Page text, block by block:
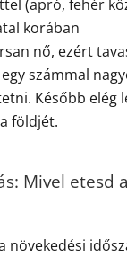
(apró, fehér
korában
nő, ezért
számmal
Később elég
földjét.
Mivel etesd a
növekedési